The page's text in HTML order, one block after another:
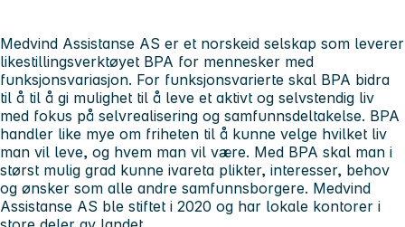
Medvind Assistanse AS er et norskeid selskap som leverer
likestillingsverktøyet BPA for mennesker med
funksjonsvariasjon. For funksjonsvarierte skal BPA bidra
til å til å gi mulighet til å leve et aktivt og selvstendig liv
med fokus på selvrealisering og samfunnsdeltakelse. BPA
handler like mye om friheten til å kunne velge hvilket liv
man vil leve, og hvem man vil være. Med BPA skal man i
størst mulig grad kunne ivareta plikter, interesser, behov
og ønsker som alle andre samfunnsborgere. Medvind
Assistanse AS ble stiftet i 2020 og har lokale kontorer i